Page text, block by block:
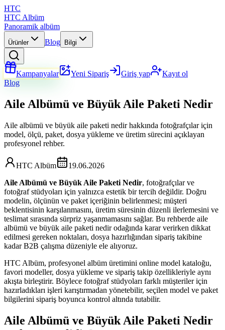
HTC
HTC Albüm
Panoramik albüm
Ürünler Blog Bilgi
Kampanyalar Yeni Sipariş Giriş yap
Kayıt ol
Blog
Aile Albümü ve Büyük Aile Paketi Nedir
Aile albümü ve büyük aile paketi nedir hakkında fotoğrafçılar için
model, ölçü, paket, dosya yükleme ve üretim sürecini açıklayan
profesyonel rehber.
HTC Albüm
19.06.2026
Aile Albümü ve Büyük Aile Paketi Nedir, fotoğrafçılar ve
fotoğraf stüdyoları için yalnızca estetik bir tercih değildir. Doğru
modelin, ölçünün ve paket içeriğinin belirlenmesi; müşteri
beklentisinin karşılanmasını, üretim süresinin düzenli ilerlemesini ve
teslimat sırasında sürpriz yaşanmamasını sağlar. Bu rehberde aile
albümü ve büyük aile paketi nedir odağında karar verirken dikkat
edilmesi gereken noktaları, dosya hazırlığından sipariş takibine
kadar B2B çalışma düzeniyle ele alıyoruz.
HTC Albüm, profesyonel albüm üretimini online model kataloğu,
favori modeller, dosya yükleme ve sipariş takip özellikleriyle aynı
akışta birleştirir. Böylece fotoğraf stüdyoları farklı müşteriler için
hazırladıkları işleri karıştırmadan yönetebilir, seçilen model ve paket
bilgilerini sipariş boyunca kontrol altında tutabilir.
Aile Albümü ve Büyük Aile Paketi Nedir